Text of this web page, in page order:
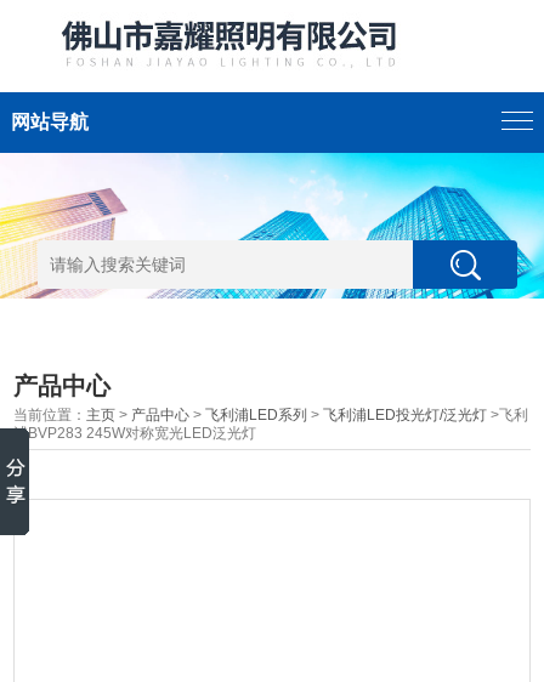
网站导航
产品中心
当前位置： 主页 > 产品中心 >飞利浦LED系列 >飞利浦LED投光灯/泛光灯 >飞利
浦BVP283 245W对称宽光LED泛光灯